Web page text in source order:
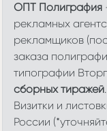
ОПТ Полиграфия
рекламных
рекламщиков
заказа
типографии
сборных тиражей.
Визитки и
России